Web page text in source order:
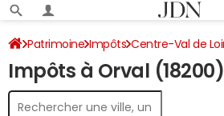
Patrimoine Impôts Centre-Val de
Impôt sur le revenu
Impôts à Orval